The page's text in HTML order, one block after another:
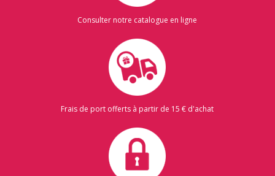
Consulter notre catalogue en ligne
Frais de port offerts à partir de 15 € d'achat